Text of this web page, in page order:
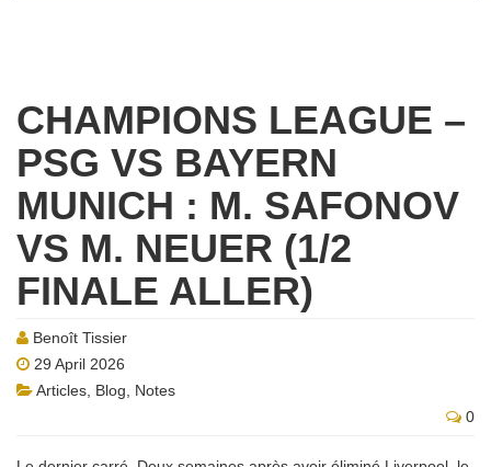
CHAMPIONS LEAGUE –
PSG VS BAYERN
MUNICH : M. SAFONOV
VS M. NEUER (1/2
FINALE ALLER)
Benoît Tissier
29 April 2026
Articles Blog
Notes
0